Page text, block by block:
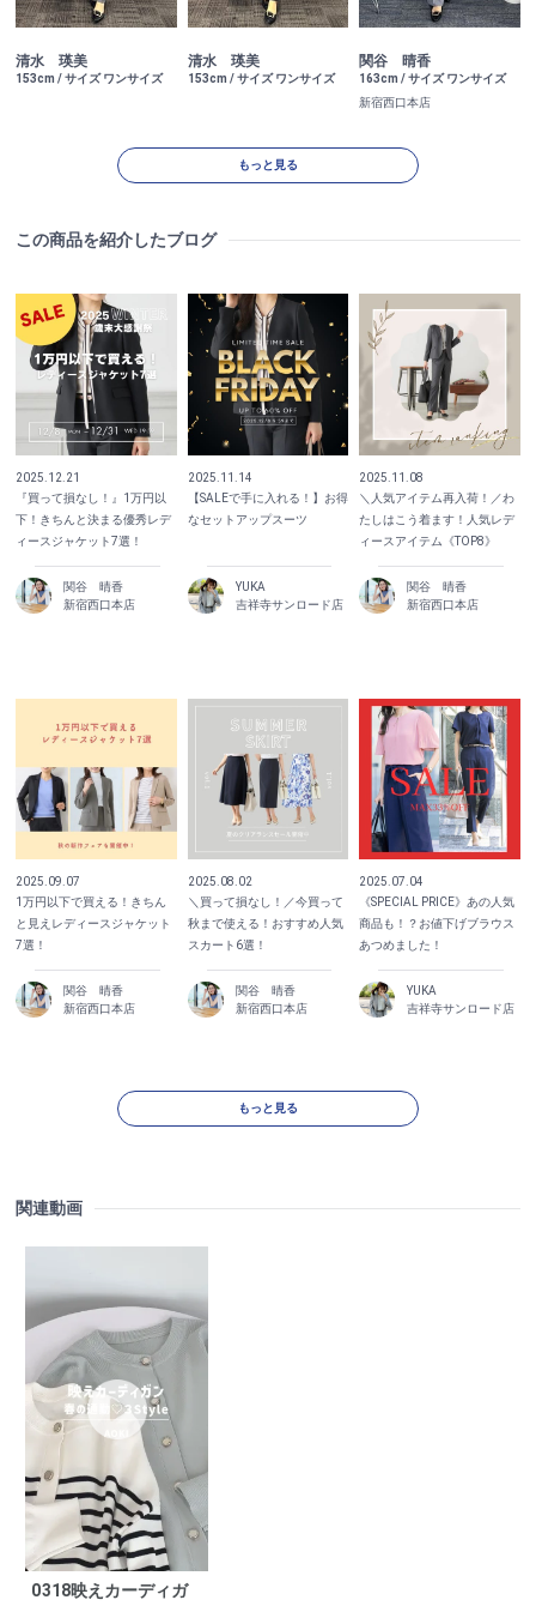
清水 瑛美
153cm / サイズ ワンサイズ
清水 瑛美
153cm / サイズ ワンサイズ
関谷 晴香
163cm / サイズ ワンサイズ
新宿西口本店
もっと見る
この商品を紹介したブログ
2025.12.21
『買って損なし！』1万円以
下！きちんと決まる優秀レデ
ィースジャケット7選！
関谷 晴香
新宿西口本店
2025.11.14
【SALEで手に入れる！】お得
なセットアップスーツ
YUKA
吉祥寺サンロード店
2025.11.08
＼人気アイテム再入荷！／わ
たしはこう着ます！人気レデ
ィースアイテム《TOP8》
関谷 晴香
新宿西口本店
2025.09.07
1万円以下で買える！きちん
と見えレディースジャケット
7選！
関谷 晴香
新宿西口本店
2025.08.02
＼買って損なし！／今買って
秋まで使える！おすすめ人気
スカート6選！
関谷 晴香
新宿西口本店
2025.07.04
《SPECIAL PRICE》あの人気
商品も！？お値下げブラウス
あつめました！
YUKA
吉祥寺サンロード店
もっと見る
関連動画
0318映えカーディガ